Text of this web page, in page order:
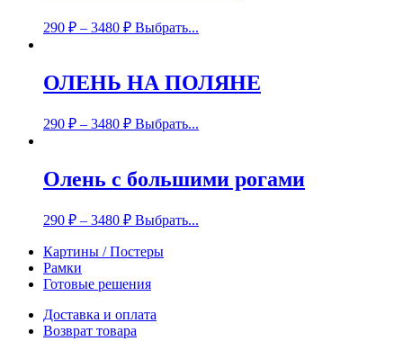
290 ₽ – 3480 ₽ Выбрать...
ОЛЕНЬ НА ПОЛЯНЕ
290 ₽ – 3480 ₽ Выбрать...
Олень с большими рогами
290 ₽ – 3480 ₽ Выбрать...
Картины / Постеры
Рамки
Готовые решения
Доставка и оплата
Возврат товара